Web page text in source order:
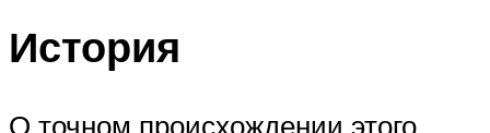
История
О точном происхождении этого